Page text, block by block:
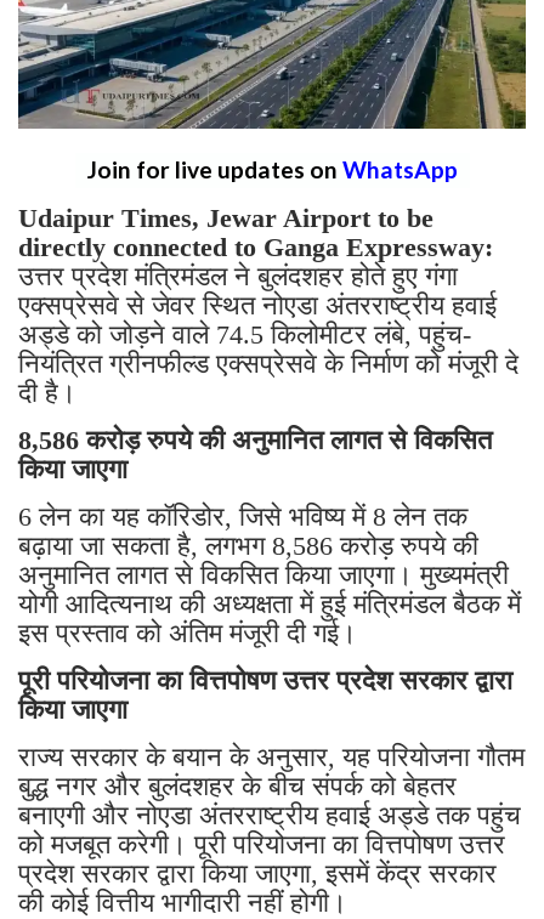
Join for live updates on WhatsApp
Udaipur Times, Jewar Airport to be
directly connected to Ganga Expressway:
उत्तर प्रदेश मंत्रिमंडल ने बुलंदशहर होते हुए गंगा
एक्सप्रेसवे से जेवर स्थित नोएडा अंतरराष्ट्रीय हवाई
अड्डे को जोड़ने वाले 74.5 किलोमीटर लंबे, पहुंच-
नियंत्रित ग्रीनफील्ड एक्सप्रेसवे के निर्माण को मंजूरी दे
दी है।
8,586 करोड़ रुपये की अनुमानित लागत से विकसित
किया जाएगा
6 लेन का यह कॉरिडोर, जिसे भविष्य में 8 लेन तक
बढ़ाया जा सकता है, लगभग 8,586 करोड़ रुपये की
अनुमानित लागत से विकसित किया जाएगा। मुख्यमंत्री
योगी आदित्यनाथ की अध्यक्षता में हुई मंत्रिमंडल बैठक में
इस प्रस्ताव को अंतिम मंजूरी दी गई।
पूरी परियोजना का वित्तपोषण उत्तर प्रदेश सरकार द्वारा
किया जाएगा
राज्य सरकार के बयान के अनुसार, यह परियोजना गौतम
बुद्ध नगर और बुलंदशहर के बीच संपर्क को बेहतर
बनाएगी और नोएडा अंतरराष्ट्रीय हवाई अड्डे तक पहुंच
को मजबूत करेगी। पूरी परियोजना का वित्तपोषण उत्तर
प्रदेश सरकार द्वारा किया जाएगा, इसमें केंद्र सरकार
की कोई वित्तीय भागीदारी नहीं होगी।